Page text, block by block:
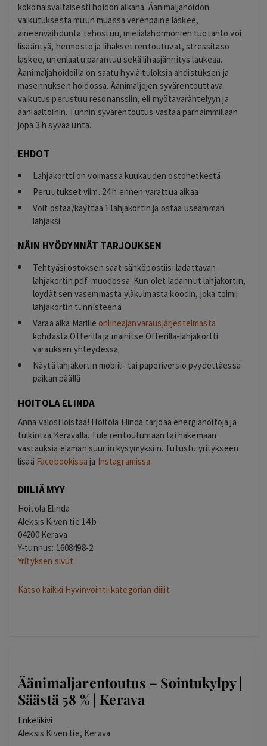
kokonaisvaltaisesti hoidon aikana. Äänimaljahoidon
vaikutuksesta muun muassa verenpaine laskee,
aineenvaihdunta tehostuu, mielialahormonien tuotanto voi
lisääntyä, hermosto ja lihakset rentoutuvat, stressitaso
laskee, unenlaatu parantuu sekä lihasjännitys laukeaa.
Äänimaljahoidoilla on saatu hyviä tuloksia ahdistuksen ja
masennuksen hoidossa. Äänimaljojen syvärentouttava
vaikutus perustuu resonanssiin, eli myötävärähtelyyn ja
ääniaaltoihin. Tunnin syvärentoutus vastaa parhaimmillaan
jopa 3 h syvää unta.
EHDOT
Lahjakortti on voimassa kuukauden ostohetkestä
Peruutukset viim. 24 h ennen varattua aikaa
Voit ostaa/käyttää 1 lahjakortin ja ostaa useamman
lahjaksi
NÄIN HYÖDYNNÄT TARJOUKSEN
Tehtyäsi ostoksen saat sähköpostiisi ladattavan
lahjakortin pdf-muodossa. Kun olet ladannut lahjakortin,
löydät sen vasemmasta yläkulmasta koodin, joka toimii
lahjakortin tunnisteena
Varaa aika Marilleonlineajanvarausjärjestelmästä
kohdasta Offerilla ja mainitse Offerilla-lahjakortti
varauksen yhteydessä
Näytä lahjakortin mobiili- tai paperiversio pyydettäessä
paikan päällä
HOITOLA ELINDA
Anna valosi loistaa! Hoitola Elinda tarjoaa energiahoitoja ja
tulkintaa Keravalla. Tule rentoutumaan tai hakemaan
vastauksia elämän suuriin kysymyksiin. Tutustu yritykseen
lisää Facebookissa ja Instagramissa
DIILIÄ MYY
Hoitola Elinda
Aleksis Kiven tie 14 b
04200 Kerava
Y-tunnus: 1608498-2
Yrityksen sivut
Katso kaikki Hyvinvointi-kategorian diilit
Äänimaljarentoutus – Sointukylpy |
Säästä 58 % | Kerava
Enkelikivi
Aleksis Kiven tie, Kerava